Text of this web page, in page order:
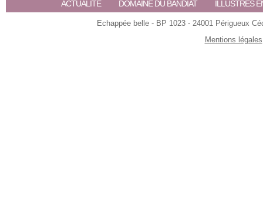
ACTUALITE DOMAINE DU BANDIAT ILLUSTRES
Echappée belle - BP 1023 - 24001 Périgueux
Mentions légales